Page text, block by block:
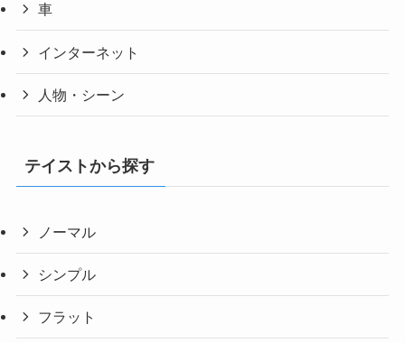
車
インターネット
人物・シーン
テイストから探す
ノーマル
シンプル
フラット